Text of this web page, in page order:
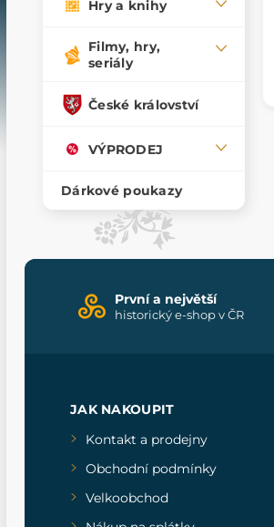
Hry a knihy
Filmy, hry,
seriály
České království
VÝPRODEJ
Dárkové poukazy
První a největší
historický e-shop v ČR
JAK NAKOUPIT
Kontakt a prodejny
Obchodní podmínky
Velkoobchod